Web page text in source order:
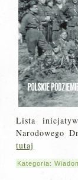
Lista
Narodowego
tutaj
Kategoria: